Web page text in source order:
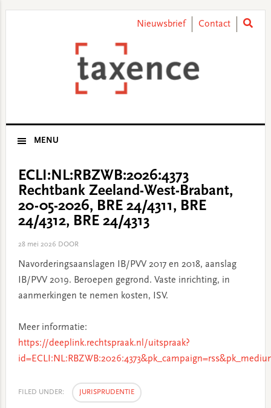
Nieuwsbrief Contact
MENU
ECLI:NL:RBZWB:2026:4373
Rechtbank Zeeland-West-Brabant,
20-05-2026, BRE 24/4311, BRE
24/4312, BRE 24/4313
28 mei 2026 DOOR
Navorderingsaanslagen IB/PVV 2017 en 2018, aanslag
IB/PVV 2019. Beroepen gegrond. Vaste inrichting, in
aanmerkingen te nemen kosten, ISV.
Meer informatie:
https://deeplink.rechtspraak.nl/uitspraak?
FILED UNDER: JURISPRUDENTIE